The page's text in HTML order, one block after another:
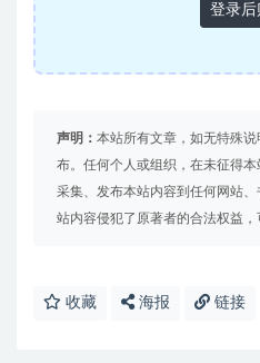
登录后
声明： 本站所有文章，如无特殊
布。任何个人或组织，在未征得本
采集、发布本站内容到任何网站
站内容侵犯了原著者的合法权益，
收藏 海报 链接